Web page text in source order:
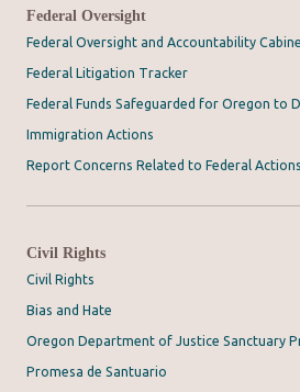
Federal Oversight
Federal Oversight and Accountability
Federal Litigation Tracker
Federal Funds Safeguarded for Oregon to
Immigration Actions
Report Concerns Related to Federal Actions
Civil Rights
Civil Rights
Bias and Hate
Oregon Department of Justice Sanctuary
Promesa de Santuario